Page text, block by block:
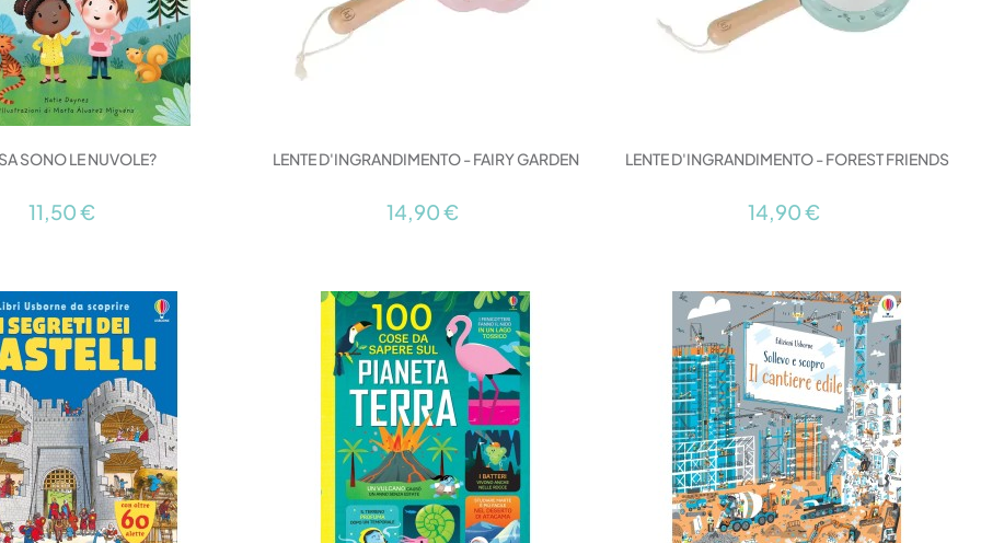
SONO LE NUVOLE?
11,50 €
LENTE D'INGRANDIMENTO - FAIRY GARDEN
14,90 €
LENTE D'INGRANDIMENTO - FOREST FRIENDS
14,90 €